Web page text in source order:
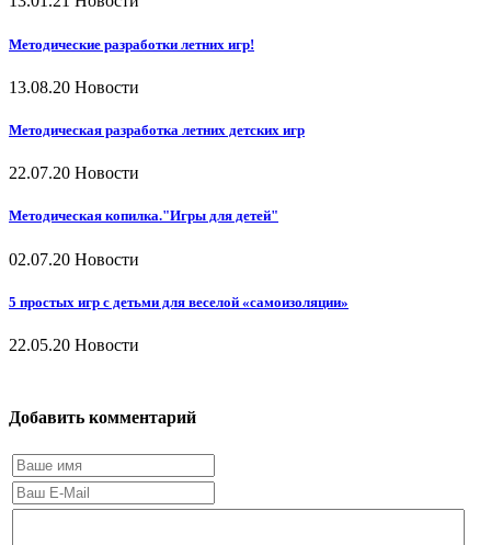
Методические разработки летних игр!
13.08.20 Новости
Методическая разработка летних детских игр
22.07.20 Новости
Методическая копилка."Игры для детей"
02.07.20 Новости
5 простых игр с детьми для веселой «самоизоляции»
22.05.20 Новости
Добавить комментарий